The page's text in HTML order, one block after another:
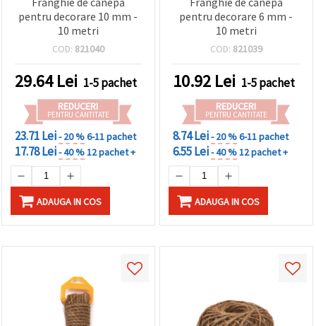
făcând clic
pe butonul
Аcceptati
toate!
Setări
pentru decorare 10 mm -
10 metri
COD: 821040
29.64Lei 1-5 pachet
REDUCERI
PENTRU CANTITATE
23.71 Lei- 20 %6-11 pachet
17.78 Lei- 40 %12 pachet +
ADAUGA IN COS
pentru decorare 6 mm -
10 metri
COD: 821039
10.92 Lei 1-5 pachet
REDUCERI
PENTRU CANTITATE
8.74 Lei- 20 %6-11 pachet
6.55 Lei- 40 %12 pachet +
ADAUGA IN COS